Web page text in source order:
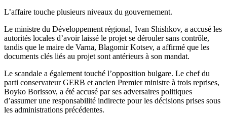
L’affaire touche plusieurs niveaux du gouvernement.
Le ministre du Développement régional, Ivan Shishkov, a accusé les
autorités locales d’avoir laissé le projet se dérouler sans contrôle,
tandis que le maire de Varna, Blagomir Kotsev, a affirmé que les
documents clés liés au projet sont antérieurs à son mandat.
Le scandale a également touché l’opposition bulgare. Le chef du
parti conservateur GERB et ancien Premier ministre à trois reprises,
Boyko Borissov, a été accusé par ses adversaires politiques
d’assumer une responsabilité indirecte pour les décisions prises sous
les administrations précédentes.